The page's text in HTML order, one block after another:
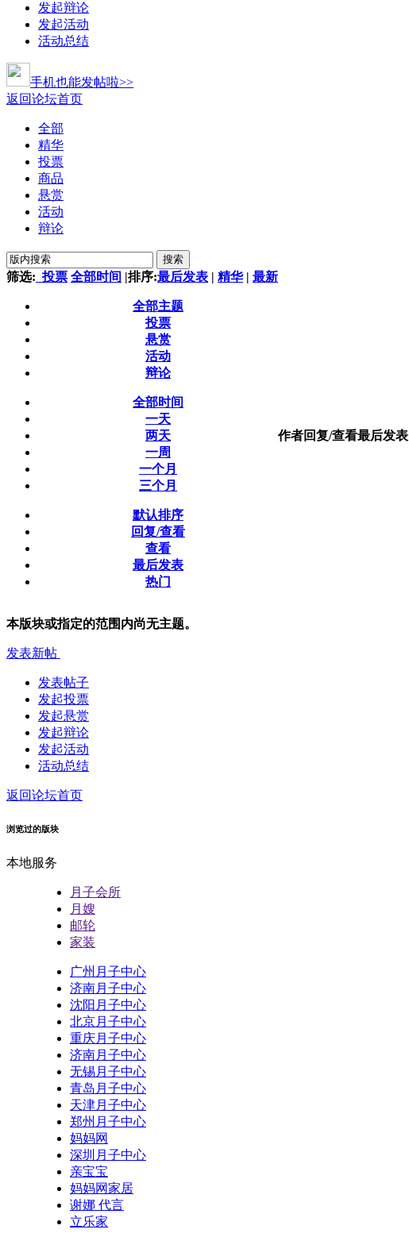
发起辩论
发起活动
活动总结
手机也能发帖啦>>
返回论坛首页
全部
精华
投票
商品
悬赏
活动
辩论
搜索
筛选: 投票 全部时间 |排序:最后发表 | 精华 | 最新
全部主题
投票
悬赏
活动
辩论
全部时间
一天
两天
一周
一个月
三个月
默认排序
回复/查看
查看
最后发表
热门
作者回复/查看最后发表
本版块或指定的范围内尚无主题。
发表新帖
发表帖子
发起投票
发起悬赏
发起辩论
发起活动
活动总结
返回论坛首页
浏览过的版块
本地服务
月子会所
月嫂
邮轮
家装
广州月子中心
济南月子中心
沈阳月子中心
北京月子中心
重庆月子中心
济南月子中心
无锡月子中心
青岛月子中心
天津月子中心
郑州月子中心
妈妈网
深圳月子中心
亲宝宝
妈妈网家居
谢娜 代言
立乐家